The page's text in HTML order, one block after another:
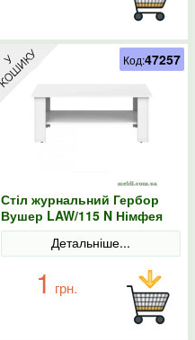
Стіл журнальний Гербор
Вушер LAW/115 N Німфея
альба
Детальніше...
1 грн.
Код:47257